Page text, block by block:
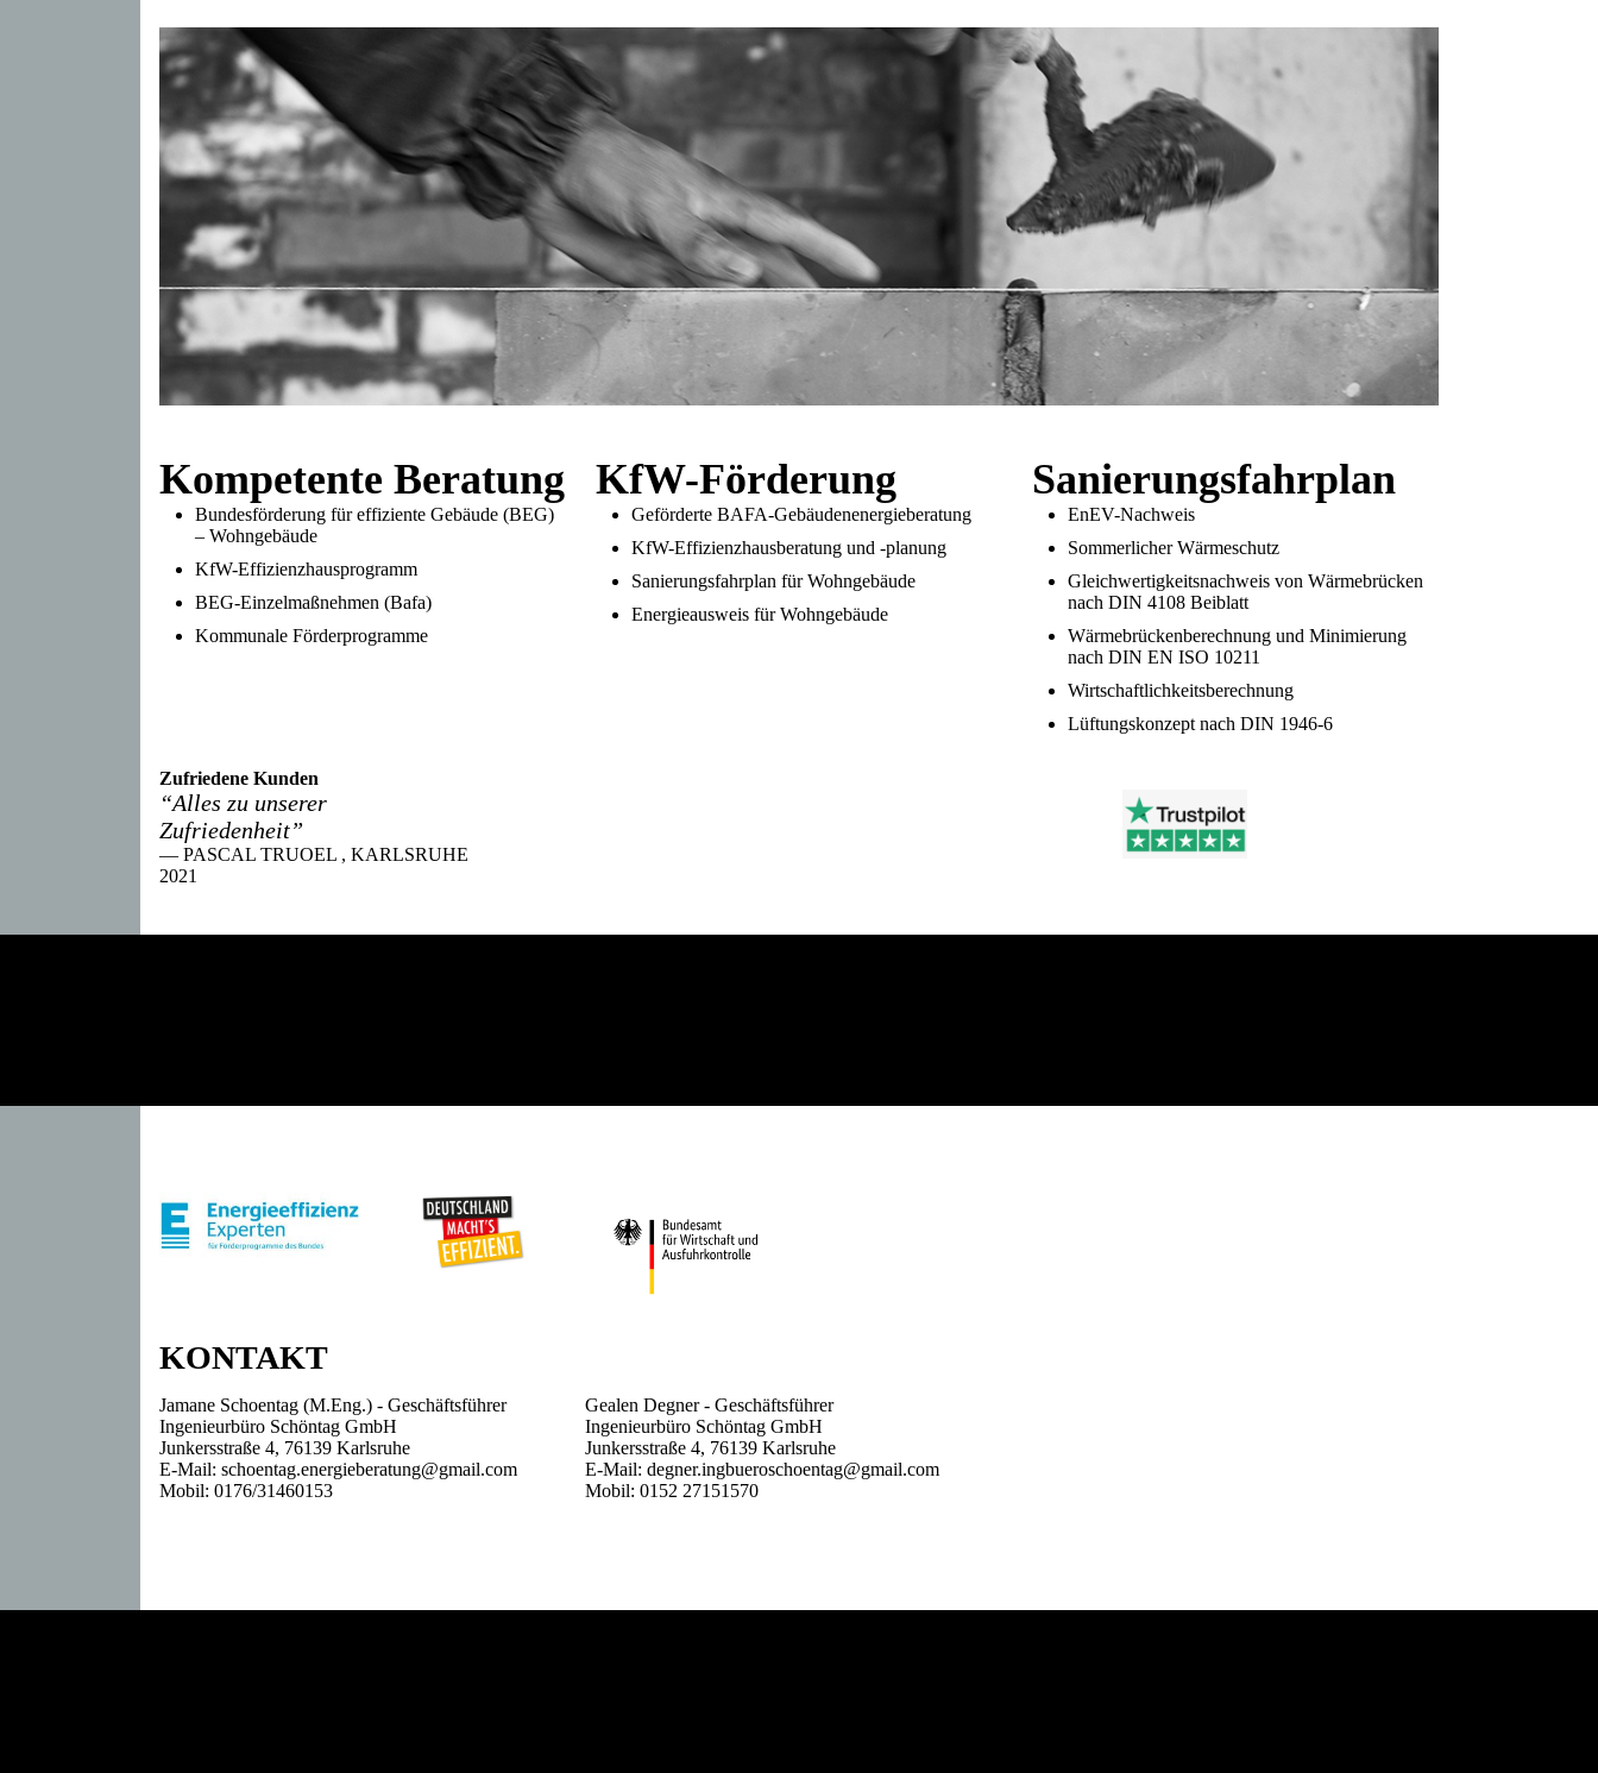
Kompetente Beratung
Bundesförderung für effiziente Gebäude (BEG)
– Wohngebäude
KfW-Effizienzhausprogramm
BEG-Einzelmaßnehmen (Bafa)
Kommunale Förderprogramme
KfW-Förderung
Geförderte BAFA-Gebäudenenergieberatung
KfW-Effizienzhausberatung und -planung
Sanierungsfahrplan für Wohngebäude
Energieausweis für Wohngebäude
Sanierungsfahrplan
EnEV-Nachweis
Sommerlicher Wärmeschutz
Gleichwertigkeitsnachweis von Wärmebrücken
nach DIN 4108 Beiblatt
Wärmebrückenberechnung und Minimierung
nach DIN EN ISO 10211
Wirtschaftlichkeitsberechnung
Lüftungskonzept nach DIN 1946-6
Zufriedene Kunden
“Alles zu unserer
Zufriedenheit”
— PASCAL TRUOEL , KARLSRUHE
2021
KONTAKT
Jamane Schoentag (M.Eng.) - Geschäftsführer
Ingenieurbüro Schöntag GmbH
Junkersstraße 4, 76139 Karlsruhe
E-Mail: schoentag.energieberatung@gmail.com
Mobil: 0176/31460153
Gealen Degner - Geschäftsführer
Ingenieurbüro Schöntag GmbH
Junkersstraße 4, 76139 Karlsruhe
E-Mail: degner.ingbueroschoentag@gmail.com
Mobil: 0152 27151570